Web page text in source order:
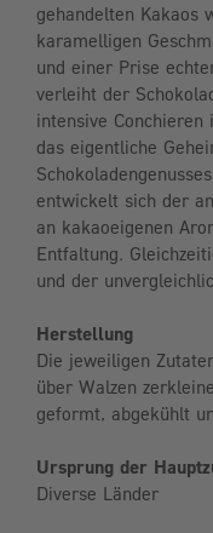
gehandelten Kakaos
karamelligen
und einer Prise
verleiht der
intensive
das eigentliche
entwickelt sich der
an kakaoeigenen
Entfaltung.
und der
Herstellung
Die jeweiligen
über Walzen
geformt, abgekühlt
Ursprung der
Diverse Länder